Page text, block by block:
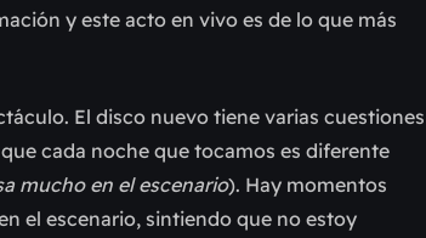
y este acto en vivo es de lo que más
El disco nuevo tiene varias cuestiones
cada noche que tocamos es diferente
mucho en el escenario). Hay momentos
el escenario, sintiendo que no estoy